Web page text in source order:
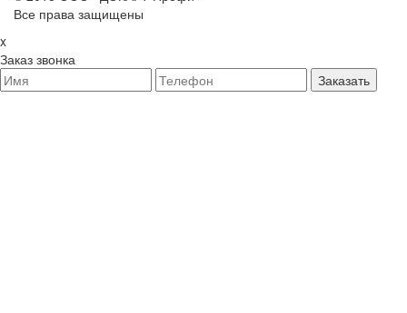
Все права защищены
x
Заказ звонка
Заказать